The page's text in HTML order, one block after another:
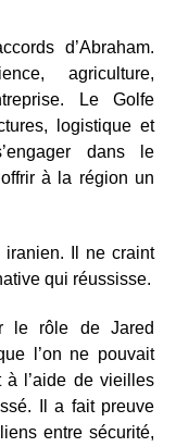
d’Abraham.
agriculture,
Le Golfe
logistique et
dans le
à la région un
iranien. Il ne craint
qui réussisse.
le rôle de Jared
l’on ne pouvait
à l’aide de vieilles
Il a fait preuve
entre sécurité,